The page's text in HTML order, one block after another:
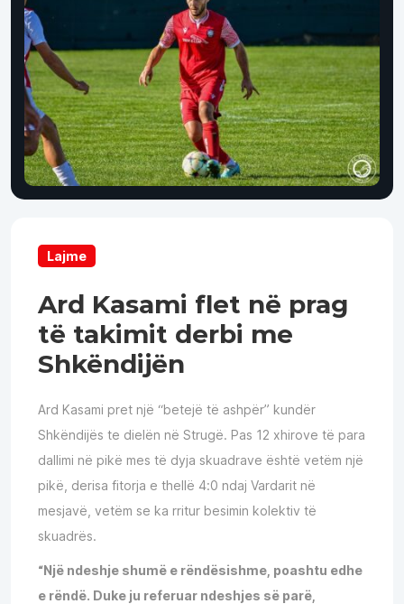
Lajme
Ard Kasami flet në prag
të takimit derbi me
Shkëndijën
Ard Kasami pret një “betejë të ashpër” kundër
Shkëndijës te dielën në Strugë. Pas 12 xhirove të para
dallimi në pikë mes të dyja skuadrave është vetëm një
pikë, derisa fitorja e thellë 4:0 ndaj Vardarit në
mesjavë, vetëm se ka rritur besimin kolektiv të
skuadrës.
“Një ndeshje shumë e rëndësishme, poashtu edhe
e rëndë. Duke ju referuar ndeshjes së parë,